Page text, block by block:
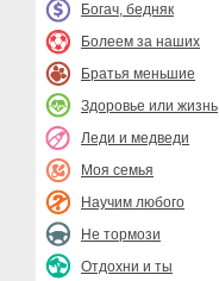
Богач, бедняк
Болеем за наших
Братья меньшие
Здоровье или жизнь
Леди и медведи
Моя семья
Научим любого
Не тормози
Отдохни и ты